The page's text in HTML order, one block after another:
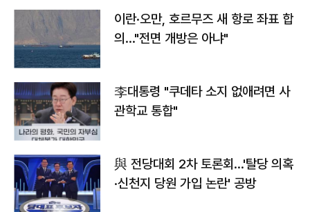
이란·오만, 호르무즈 새 항로 좌표 합
의…"전면 개방은 아냐"
李대통령 "쿠데타 소지 없애려면 사
관학교 통합"
與 전당대회 2차 토론회…'탈당 의혹
·신천지 당원 가입 논란' 공방